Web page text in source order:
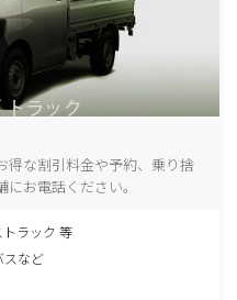
得な割引料金や予約、乗り捨
お電話ください。
トラック 等
スなど